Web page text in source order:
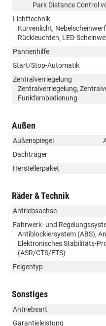
Park Distance Control
Lichttechnik
Kurvenlicht,
Rückleuchten, LED-
Pannenhilfe
Start/Stop-Automatik
Zentralverriegelung
Zentralverriegelung,
Funkfernbedienung
Außen
Außenspiegel
Dachträger
Herstellerpaket
Räder & Technik
Antriebsachse
Fahrwerk- und
Antiblockiersystem (ABS),
Elektronisches Stabilitäts-
(ASR/CTS/ETS)
Felgentyp
Sonstiges
Antriebsart
Garantieleistung